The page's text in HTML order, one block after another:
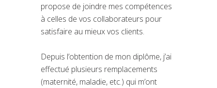
propose de joindre mes compétences
à celles de vos collaborateurs pour
satisfaire au mieux vos clients.
Depuis l’obtention de mon diplôme, j’ai
effectué plusieurs remplacements
(maternité, maladie, etc.) qui m’ont